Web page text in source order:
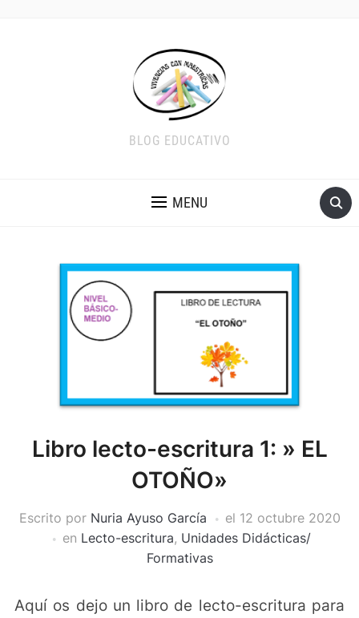
BLOG EDUCATIVO
MENU
Libro lecto-escritura 1: » EL
OTOÑO»
Escrito por Nuria Ayuso García el 12 octubre 2020
en Lecto-escritura, Unidades Didácticas/
Formativas
Aquí os dejo un libro de lecto-escritura para